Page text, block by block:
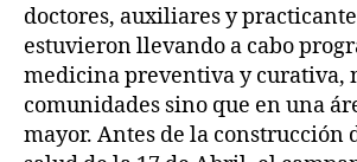
doctores, auxiliares y
estuvieron llevando a cabo
medicina preventiva y curativa,
comunidades sino que en una
mayor. Antes de la construcción